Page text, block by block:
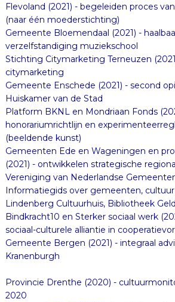
Flevoland (2021) - begeleiden proces
(naar één moederstichting)
Gemeente Bloemendaal (2021) -
verzelfstandiging muziekschool
Stichting Citymarketing Terneuzen
citymarketing
Gemeente Enschede (2021) - second
Huiskamer van de Stad
Platform BKNL en Mondriaan Fonds
honorariumrichtlijn en
(beeldende kunst)
Gemeenten Ede en Wageningen en
(2021) - ontwikkelen strategische
Vereniging van Nederlandse
Informatiegids over gemeenten,
Lindenberg Cultuurhuis, Bibliotheek
Bindkracht10 en Sterker sociaal werk
sociaal-culturele alliantie in
Gemeente Bergen (2021) - integraal
Kranenburgh
Provincie Drenthe (2020) -
2020